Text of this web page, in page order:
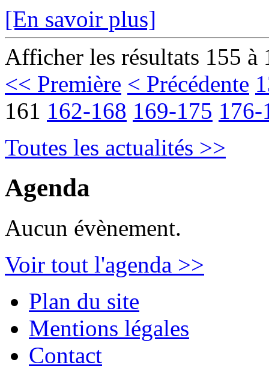
[En savoir plus]
Afficher les résultats 155 à
<< Première < Précédente
161 162-168 169-175 176-
Toutes les actualités >>
Agenda
Aucun évènement.
Voir tout l'agenda >>
Plan du site
Mentions légales
Contact